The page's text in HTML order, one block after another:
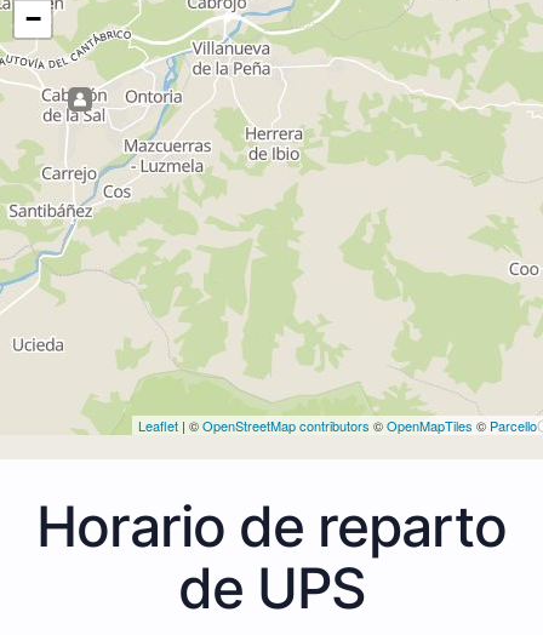
−
Leaflet | ©OpenStreetMap contributors ©OpenMapTiles © Parcello
Horario de reparto
de UPS